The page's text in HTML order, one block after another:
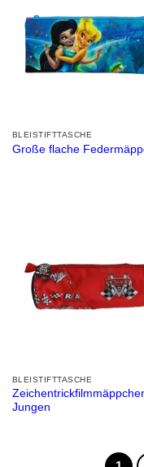
BLEISTIFTTASCHE
Große flache
BLEISTIFTTASCHE
Jungen